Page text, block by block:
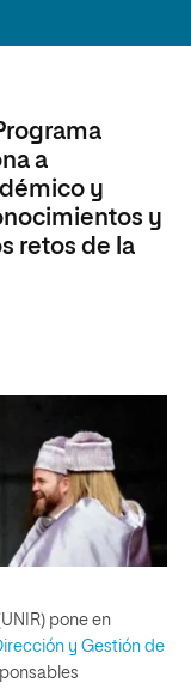
a
y
y
retos de la
pone en
y Gestión de